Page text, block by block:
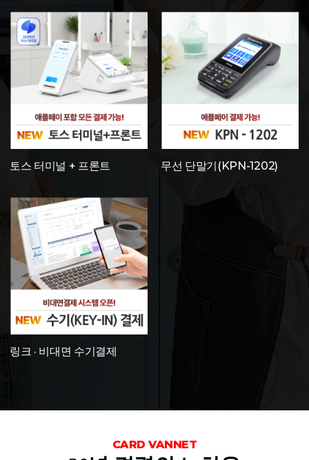
토스 터미널 + 프론트 무선 단말기(KPN-1202)
링크 · 비대면 수기결제
CARD VANNET